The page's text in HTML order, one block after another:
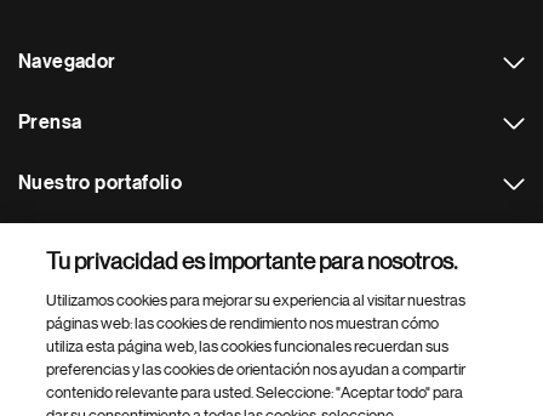
Navegador
Prensa
Nuestro portafolio
Footer Site Search
Tu privacidad es importante para nosotros.
Utilizamos cookies para mejorar su experiencia al visitar nuestras
páginas web: las cookies de rendimiento nos muestran cómo
utiliza esta página web, las cookies funcionales recuerdan sus
preferencias y las cookies de orientación nos ayudan a compartir
contenido relevante para usted. Seleccione: "Aceptar todo" para